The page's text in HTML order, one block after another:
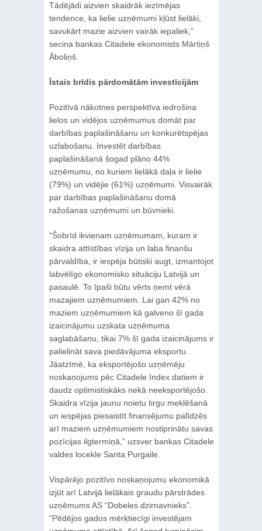
Tādējādi aizvien skaidrāk iezīmējas
tendence, ka lielie uzņēmumi kļūst lielāki,
savukārt mazie aizvien vairāk iepaliek,”
secina bankas Citadele ekonomists Mārtiņš
Āboliņš.
Īstais brīdis pārdomātām investīcijām
Pozitīvā nākotnes perspektīva iedrošina
lielos un vidējos uzņēmumus domāt par
darbības paplašināšanu un konkurētspējas
uzlabošanu. Investēt darbības
paplašināšanā šogad plāno 44%
uzņēmumu, no kuriem lielākā daļa ir lielie
(79%) un vidējie (61%) uzņēmumi. Visvairāk
par darbības paplašināšanu domā
ražošanas uzņēmumi un būvnieki.
“Šobrīd ikvienam uzņēmumam, kuram ir
skaidra attīstības vīzija un laba finanšu
pārvaldība, ir iespēja būtiski augt, izmantojot
labvēlīgo ekonomisko situāciju Latvijā un
pasaulē. To īpaši būtu vērts ņemt vērā
mazajiem uzņēmumiem. Lai gan 42% no
maziem uzņēmumiem kā galveno šī gada
izaicinājumu uzskata uzņēmuma
saglabāšanu, tikai 7% šī gada izaicinājums ir
palielināt sava piedāvājuma eksportu.
Jāatzīmē, ka eksportējošo uzņēmēju
noskaņojums pēc Citadele Index datiem ir
daudz optimistiskāks nekā neeksportējošo.
Skaidra vīzija jaunu noietu tirgu meklēšanā
un iespējas piesaistīt finansējumu palīdzēs
arī maziem uzņēmumiem nostiprinātu savas
pozīcijas ilgtermiņā,” uzsver bankas Citadele
valdes locekle Santa Purgaile.
Vispārējo pozitīvo noskaņojumu ekonomikā
izjūt arī Latvijā lielākais graudu pārstrādes
uzņēmums AS “Dobeles dzirnavnieks”.
“Pēdējos gados mērķtiecīgi investējam